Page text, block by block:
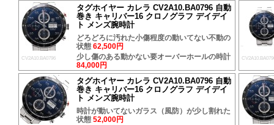
CV2A10.BA0796
タグホイヤー カレラ CV2A10.BA0796 自動
巻き キャリバー16 クロノグラフ デイデイ
ト メンズ腕時計
どろどろに汚れた小傷程度の動いてない不動の
状態 62,500円
少し傷のある動かない要オーバーホールの時計
84,000円
タグホイヤー カレラ CV2A10.BA0796 自動
巻き キャリバー16 クロノグラフ デイデイ
ト メンズ腕時計
時計が動いてないガラス（風防）が少し割れた
状態 52,000円